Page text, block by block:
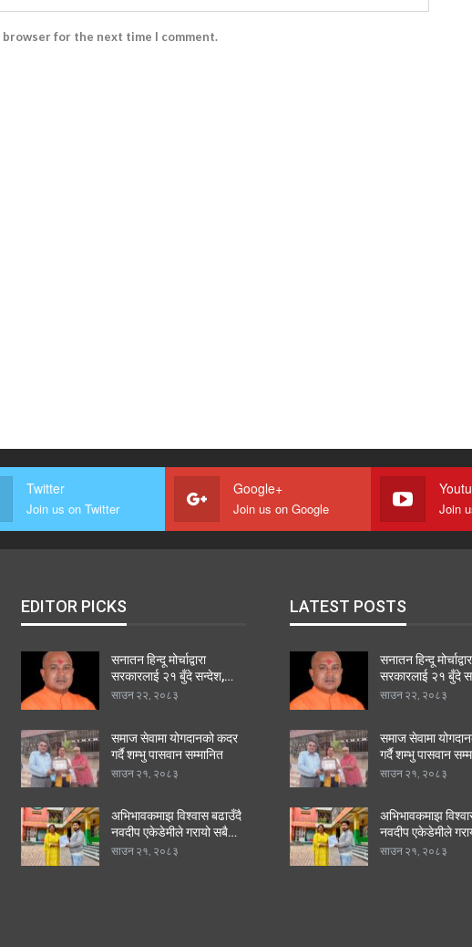
browser for the next time I comment.
Twitter
Join us on Twitter
Google+
Join us on Google Join
EDITOR PICKS
सनातन हिन्दू मोर्चाद्वारा
सरकारलाई २१ बुँदे सन्देश,…
साउन २२, २०८३
समाज सेवामा योगदानको कदर
गर्दै शम्भु पासवान सम्मानित
साउन २१, २०८३
अभिभावकमाझ विश्वास बढाउँदै
नवदीप एकेडेमीले गरायो सबै…
साउन २१, २०८३
LATEST POSTS
सनातन हिन्दू
सरकारलाई २१ बुँदे
साउन २२, २०८३
समाज सेवामा
गर्दै शम्भु पासवान
साउन २१, २०८३
अभिभावकमाझ
नवदीप एकेडेमीले
साउन २१, २०८३